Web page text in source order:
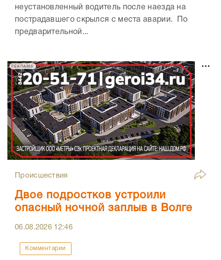
неустановленный водитель после наезда на
пострадавшего скрылся с места аварии. По
предварительной...
РЕКЛАМА
Происшествия
Двое подростков устроили
опасный ночной заплыв в Волге
06.08.2026 12:46
Комментарии